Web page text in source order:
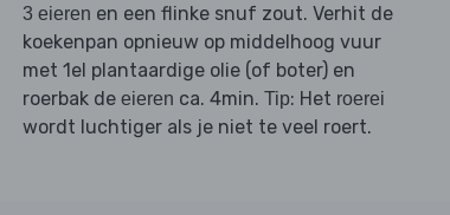
3 eieren en een flinke snuf zout. Verhit de
koekenpan opnieuw op middelhoog vuur
met 1el plantaardige olie (of boter) en
roerbak de eieren ca. 4min. Tip: Het roerei
wordt luchtiger als je niet te veel roert.